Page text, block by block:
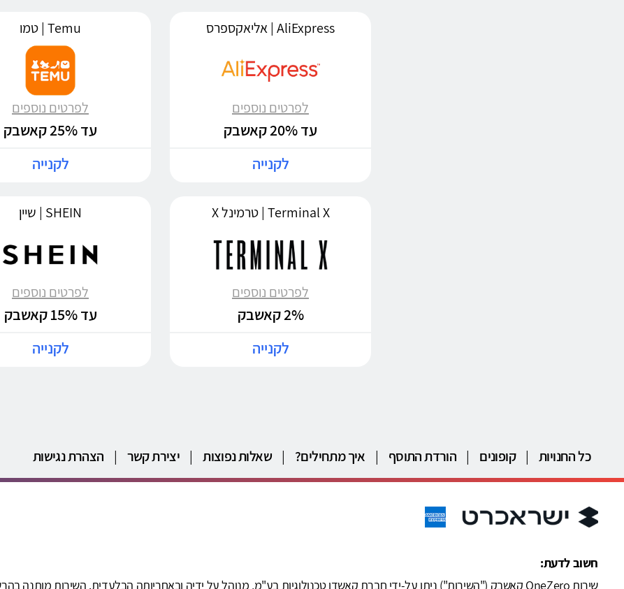
AliExpress | אליאקספרס
לפרטים נוספים
עד 20% קאשבק
לקנייה
Temu | טמו
לפרטים נוספים
עד 25% קאשבק
לקנייה
Terminal X | טרמינל X
לפרטים נוספים
2% קאשבק
לקנייה
SHEIN | שיין
לפרטים נוספים
עד 15% קאשבק
לקנייה
כל החנויות | קופונים | הורדת התוסף | איך מתחילים? | שאלות נפוצות | יצירת קשר | הצהרת נגישות
חשוב לדעת: